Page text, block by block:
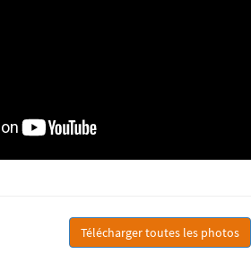
Télécharger toutes les photos